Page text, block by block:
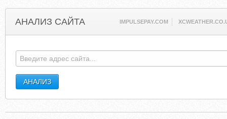
АНАЛИЗ САЙТА IMPULSEPAY.COM